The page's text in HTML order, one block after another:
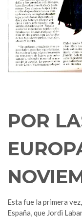
POR
Esta fue la primera
España, que Jordi